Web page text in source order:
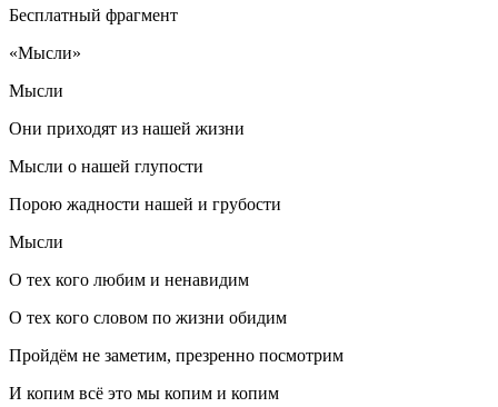
Бесплатный фрагмент
«Мысли»
Мысли
Они приходят из нашей жизни
Мысли о нашей глупости
Порою жадности нашей и грубости
Мысли
О тех кого любим и ненавидим
О тех кого словом по жизни обидим
Пройдём не заметим, презренно посмотрим
И копим всё это мы копим и копим